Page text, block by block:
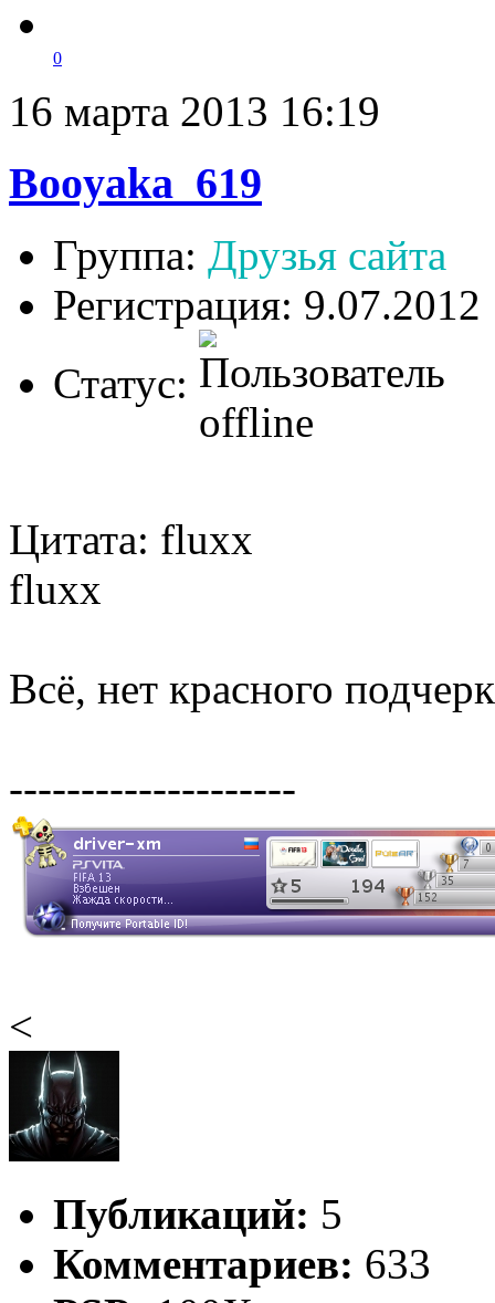
0
16 марта 2013 16:19
Booyaka_619
Группа: Друзья сайта
Регистрация: 9.07.2012
Статус:
Цитата: fluxx
fluxx
Всё, нет красного
--------------------
<
Публикаций: 5
Комментариев: 633